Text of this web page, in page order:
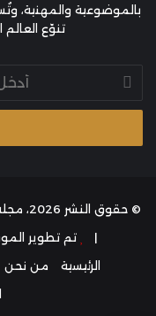
بالموضوعية
تنوّع
أدخل
بريدك
الإلكتروني
©
|
تم تطوير
الرئيسية
من نحن